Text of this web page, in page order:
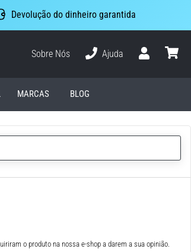
Devolução do dinheiro garantida
Sobre Nós
Ajuda
MARCAS BLOG
o produto na nossa e-shop a darem a sua opinião.